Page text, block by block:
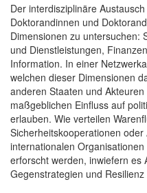
Der interdisziplinäre
Doktorandinnen und
Dimensionen zu untersuchen:
und Dienstleistungen,
Information. In einer
welchen dieser Dimensionen
anderen Staaten und
maßgeblichen Einfluss auf
erlauben. Wie verteilen
Sicherheitskooperationen
internationalen
erforscht werden, inwiefern es
Gegenstrategien und